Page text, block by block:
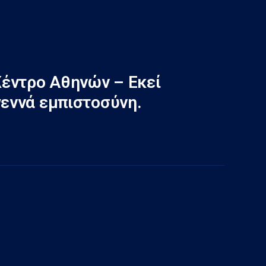
Αθηνών – Εκεί
εμπιστοσύνη.